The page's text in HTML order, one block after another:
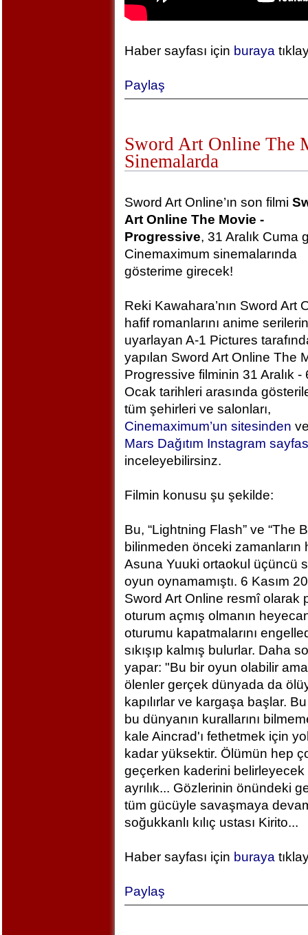
Haber sayfası için buraya
Paylaş
Sword Art Online The
Sinemalarda
Sword Art Online’ın son filmi
Art Online The Movie -
Progressive, 31 Aralık Cuma
Cinemaximum sinemalarında
gösterime girecek!
Reki Kawahara’nın Sword Art
hafif romanlarını anime
uyarlayan A-1 Pictures
yapılan Sword Art Online The
Progressive filminin 31 Aralık -
Ocak tarihleri arasında
tüm şehirleri ve salonları,
Cinemaximum’un sitesinden
Mars Dağıtım Instagram
inceleyebilirsinz.
Filmin konusu şu şekilde:
Bu, “Lightning Flash” ve “The
bilinmeden önceki zamanların
Asuna Yuuki ortaokul üçüncü
oyun oynamamıştı. 6 Kasım
Sword Art Online resmî olarak
oturum açmış olmanın
oturumu kapatmalarını
sıkışıp kalmış bulurlar. Daha
yapar: "Bu bir oyun olabilir
ölenler gerçek dünyada da
kapılırlar ve kargaşa başlar.
bu dünyanın kurallarını
kale Aincrad'ı fethetmek için
kadar yüksektir. Ölümün hep
geçerken kaderini belirleyecek
ayrılık... Gözlerinin önündeki
tüm gücüyle savaşmaya
soğukkanlı kılıç ustası Kirito...
Haber sayfası için buraya
Paylaş